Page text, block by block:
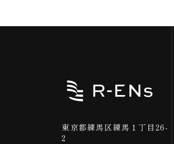
東京都練馬区練馬１丁目26-
2